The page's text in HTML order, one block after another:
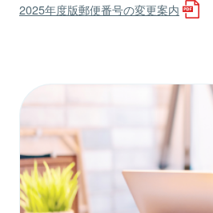
2025年度版郵便番号の変更案内